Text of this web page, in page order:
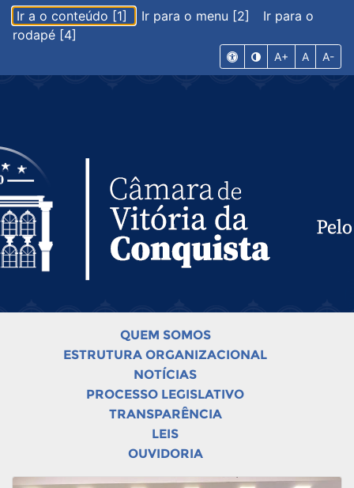
Ir a o conteúdo [1] Ir para o menu [2]
Ir para o
rodapé [4]
A+ A A-
QUEM SOMOS
ESTRUTURA ORGANIZACIONAL
NOTÍCIAS
PROCESSO LEGISLATIVO
TRANSPARÊNCIA
LEIS
OUVIDORIA